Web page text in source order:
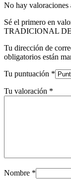
No hay valoraciones
Sé el primero en
TRADICIONAL
Tu dirección de
obligatorios están
Tu puntuación *
Tu valoración *
Nombre *